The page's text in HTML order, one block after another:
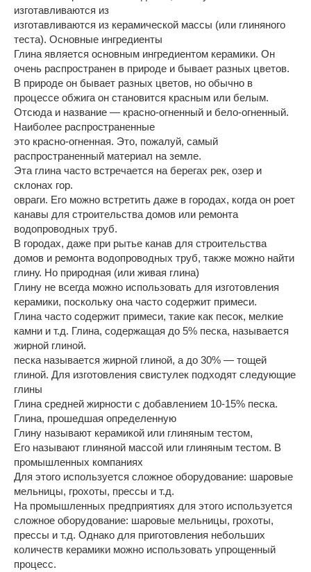
изготавливаются из
изготавливаются из керамической массы (или глиняного
теста). Основные ингредиенты
Глина является основным ингредиентом керамики. Он
очень распространен в природе и бывает разных цветов.
В природе он бывает разных цветов, но обычно в
процессе обжига он становится красным или белым.
Отсюда и название — красно-огненный и бело-огненный.
Наиболее распространенные
это красно-огненная. Это, пожалуй, самый
распространенный материал на земле.
Эта глина часто встречается на берегах рек, озер и
склонах гор.
овраги. Его можно встретить даже в городах, когда он роет
канавы для строительства домов или ремонта
водопроводных труб.
В городах, даже при рытье канав для строительства
домов и ремонта водопроводных труб, также можно найти
глину. Но природная (или живая глина)
Глину не всегда можно использовать для изготовления
керамики, поскольку она часто содержит примеси.
Глина часто содержит примеси, такие как песок, мелкие
камни и т.д. Глина, содержащая до 5% песка, называется
жирной глиной.
песка называется жирной глиной, а до 30% — тощей
глиной. Для изготовления свистулек подходят следующие
глины
Глина средней жирности с добавлением 10-15% песка.
Глина, прошедшая определенную
Глину называют керамикой или глиняным тестом,
Его называют глиняной массой или глиняным тестом. В
промышленных компаниях
Для этого используется сложное оборудование: шаровые
мельницы, грохоты, прессы и т.д.
На промышленных предприятиях для этого используется
сложное оборудование: шаровые мельницы, грохоты,
прессы и т.д. Однако для приготовления небольших
количеств керамики можно использовать упрощенный
процесс.